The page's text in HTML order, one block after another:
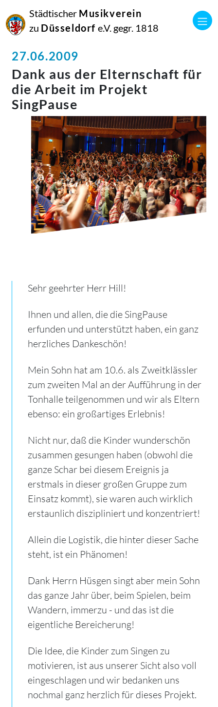
Städtischer Musikverein
zu Düsseldorf e.V. gegr. 1818
27.06.2009
Dank aus der Elternschaft für
die Arbeit im Projekt
SingPause
Sehr geehrter Herr Hill!
Ihnen und allen, die die SingPause
erfunden und unterstützt haben, ein ganz
herzliches Dankeschön!
Mein Sohn hat am 10.6. als Zweitklässler
zum zweiten Mal an der Aufführung in der
Tonhalle teilgenommen und wir als Eltern
ebenso: ein großartiges Erlebnis!
Nicht nur, daß die Kinder wunderschön
zusammen gesungen haben (obwohl die
ganze Schar bei diesem Ereignis ja
erstmals in dieser großen Gruppe zum
Einsatz kommt), sie waren auch wirklich
erstaunlich diszipliniert und konzentriert!
Allein die Logistik, die hinter dieser Sache
steht, ist ein Phänomen!
Dank Herrn Hüsgen singt aber mein Sohn
das ganze Jahr über, beim Spielen, beim
Wandern, immerzu - und das ist die
eigentliche Bereicherung!
Die Idee, die Kinder zum Singen zu
motivieren, ist aus unserer Sicht also voll
eingeschlagen und wir bedanken uns
nochmal ganz herzlich für dieses Projekt.